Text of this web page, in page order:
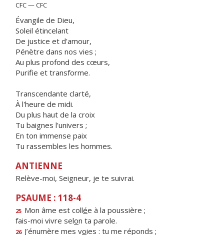
CFC — CFC
Évangile de Dieu,
Soleil étincelant
De justice et d'amour,
Pénètre dans nos vies ;
Au plus profond des cœurs,
Purifie et transforme.
Transcendante clarté,
À l'heure de midi.
Du plus haut de la croix
Tu baignes l'univers ;
En ton immense paix
Tu rassembles les hommes.
ANTIENNE
Relève-moi, Seigneur, je te suivrai.
PSAUME : 118-4
25 Mon âme est collée à la poussière ;
fais-moi vivre selon ta parole.
26 J’énumère mes voies : tu me réponds ;